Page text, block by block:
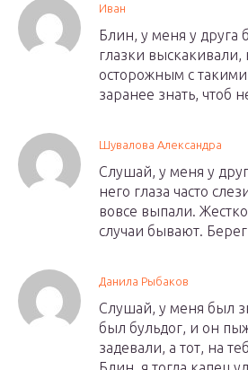
Иван
Блин, у меня у друга
глазки
осторожным с
заранее знать, чтоб
Шувалова Александра
Слушай, у меня у
него глаза часто
вовсе выпали.
случаи бывают.
Данила Рыбаков
Слушай, у меня был
был бульдог, и он
задевали, а тот, на